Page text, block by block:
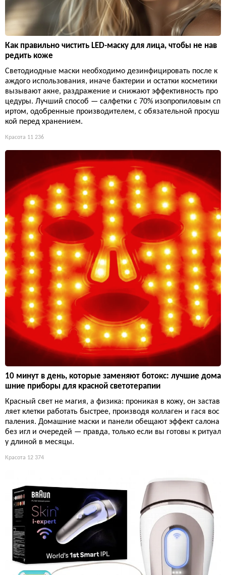
Как правильно чистить LED-маску для лица, чтобы не нав
редить коже
Светодиодные маски необходимо дезинфицировать после к
аждого использования, иначе бактерии и остатки косметики
вызывают акне, раздражение и снижают эффективность про
цедуры. Лучший способ — салфетки с 70% изопропиловым сп
иртом, одобренные производителем, с обязательной просуш
кой перед хранением.
Красота 11 236
10 минут в день, которые заменяют ботокс: лучшие дома
шние приборы для красной светотерапии
Красный свет не магия, а физика: проникая в кожу, он застав
ляет клетки работать быстрее, производя коллаген и гася вос
паления. Домашние маски и панели обещают эффект салона
без игл и очередей — правда, только если вы готовы к ритуал
у длиной в месяцы.
Красота 12 374